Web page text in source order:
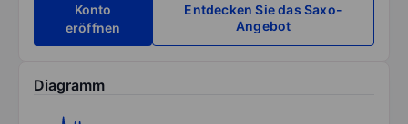
Konto
eröffnen
Entdecken Sie das Saxo-
Angebot
Diagramm